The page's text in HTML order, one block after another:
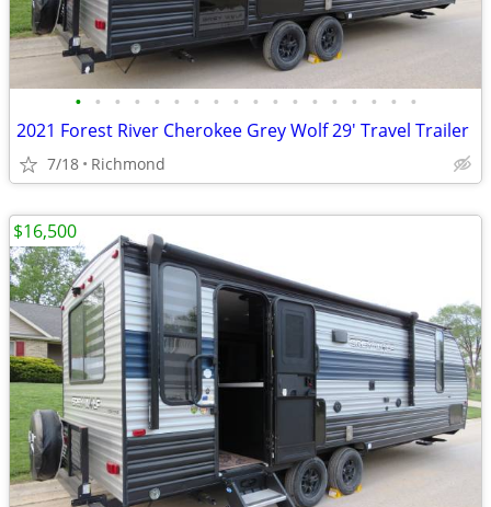
• • • • • • • • • • • • • • • • • •
2021 Forest River Cherokee Grey Wolf 29' Travel Trailer
7/18 Richmond
$16,500